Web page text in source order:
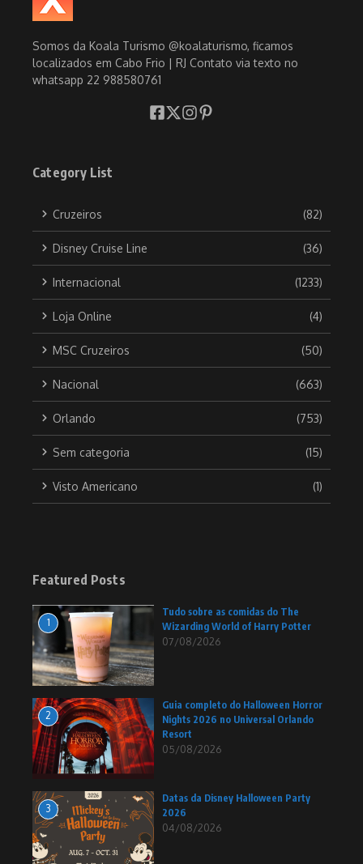
Somos da Koala Turismo @koalaturismo, ficamos
localizados em Cabo Frio | RJ Contato via texto no
whatsapp 22 988580761
Category List
Cruzeiros (82)
Disney Cruise Line (36)
Internacional (1233)
Loja Online (4)
MSC Cruzeiros (50)
Nacional (663)
Orlando (753)
Sem categoria (15)
Visto Americano (1)
Featured Posts
1
Tudo sobre as comidas do The
Wizarding World of Harry Potter
07/08/2026
2
Guia completo do Halloween Horror
Nights 2026 no Universal Orlando
Resort
05/08/2026
3
Datas da Disney Halloween Party
2026
04/08/2026